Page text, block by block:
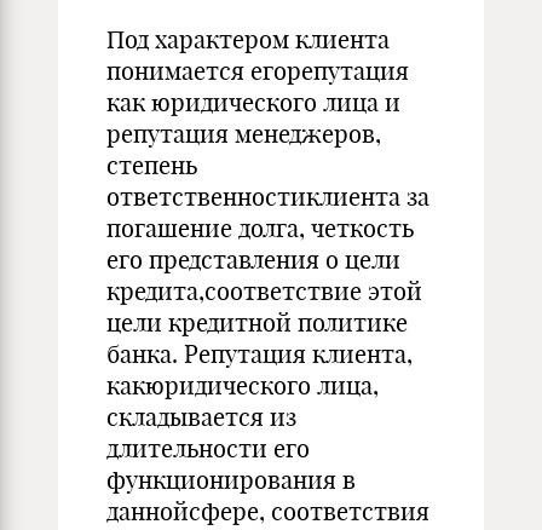
Под характером клиента
понимается егорепутация
как юридического лица и
репутация менеджеров,
степень
ответственностиклиента за
погашение долга, четкость
его представления о цели
кредита,соответствие этой
цели кредитной политике
банка. Репутация клиента,
какюридического лица,
складывается из
длительности его
функционирования в
даннойсфере, соответствия